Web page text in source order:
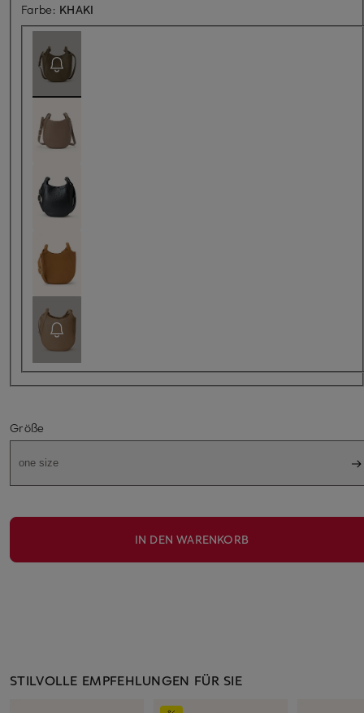
Farbe: KHAKI
Größe
one size
IN DEN WARENKORB
STILVOLLE EMPFEHLUNGEN FÜR SIE